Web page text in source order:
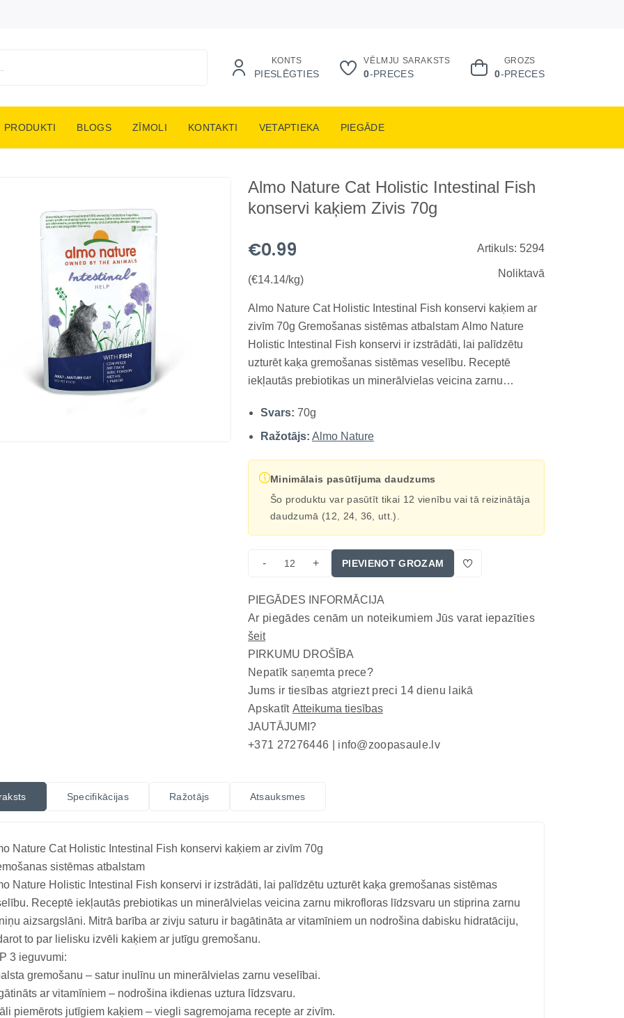
KONTS
PIESLĒGTIES
VĒLMJU SARAKSTS
0-PRECES
GROZS
0-PRECES
PRODUKTI BLOGS ZĪMOLI KONTAKTI VETAPTIEKA PIEGĀDE
Almo Nature Cat Holistic Intestinal Fish
konservi kaķiem Zivis 70g
€0.99
(€14.14/kg)
Artikuls: 5294
Noliktavā
Almo Nature Cat Holistic Intestinal Fish konservi kaķiem ar
zivīm 70g Gremošanas sistēmas atbalstam Almo Nature
Holistic Intestinal Fish konservi ir izstrādāti, lai palīdzētu
uzturēt kaķa gremošanas sistēmas veselību. Receptē
iekļautās prebiotikas un minerālvielas veicina zarnu
Mitrā barība ar zivju saturu ir bagātināta ar vitamīniem un...
Svars: 70g
Ražotājs: Almo Nature
Minimālais pasūtījuma daudzums
Šo produktu var pasūtīt tikai 12 vienību vai tā reizinātāja
daudzumā (12, 24, 36, utt.).
- + PIEVIENOT GROZAM
PIEGĀDES INFORMĀCIJA
Ar piegādes cenām un noteikumiem Jūs varat iepazīties
šeit
PIRKUMU DROŠĪBA
Nepatīk saņemta prece?
Jums ir tiesības atgriezt preci 14 dienu laikā
Apskatīt Atteikuma tiesības
JAUTĀJUMI?
+371 27276446 | info@zoopasaule.lv
Specifikācijas Ražotājs Atsauksmes
Nature Cat Holistic Intestinal Fish konservi kaķiem ar zivīm 70g
sistēmas atbalstam
Nature Holistic Intestinal Fish konservi ir izstrādāti, lai palīdzētu uzturēt kaķa gremošanas sistēmas
Receptē iekļautās prebiotikas un minerālvielas veicina zarnu mikrofloras līdzsvaru un stiprina zarnu
aizsargslāni. Mitrā barība ar zivju saturu ir bagātināta ar vitamīniem un nodrošina dabisku hidratāciju,
to par lielisku izvēli kaķiem ar jutīgu gremošanu.
3 ieguvumi:
gremošanu – satur inulīnu un minerālvielas zarnu veselībai.
ar vitamīniem – nodrošina ikdienas uztura līdzsvaru.
piemērots jutīgiem kaķiem – viegli sagremojama recepte ar zivīm.